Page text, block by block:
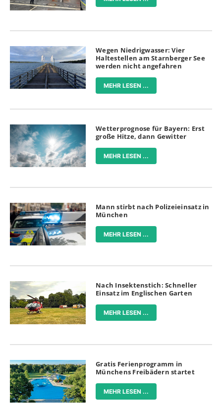
Wegen Niedrigwasser: Vier
Haltestellen am Starnberger See
werden nicht angefahren
MEHR LESEN ...
Wetterprognose für Bayern: Erst
große Hitze, dann Gewitter
MEHR LESEN ...
Mann stirbt nach Polizeieinsatz in
München
MEHR LESEN ...
Nach Insektenstich: Schneller
Einsatz im Englischen Garten
MEHR LESEN ...
Gratis Ferienprogramm in
Münchens Freibädern startet
MEHR LESEN ...